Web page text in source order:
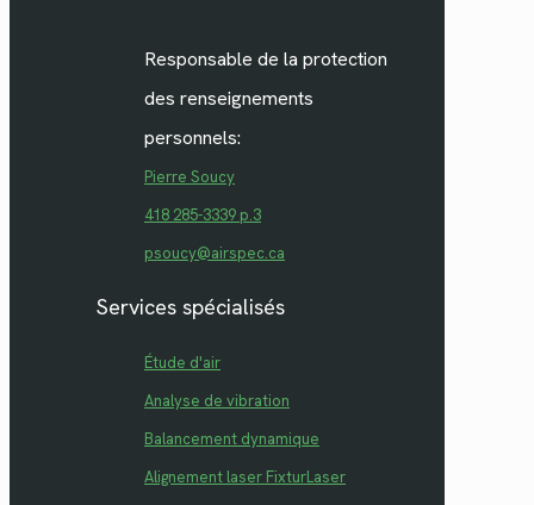
Responsable de la protection
des renseignements
personnels:
Pierre Soucy
418 285-3339 p.3
psoucy@airspec.ca
Services spécialisés
Étude d'air
Analyse de vibration
Balancement dynamique
Alignement laser FixturLaser